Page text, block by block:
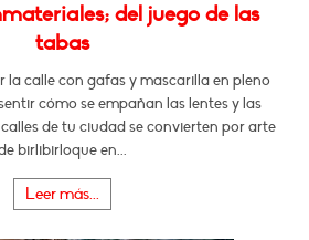
del juego de las
tabas
la calle con gafas y mascarilla en pleno
cómo se empañan las lentes y las
de tu ciudad se convierten por arte
birlibirloque en...
Leer más...